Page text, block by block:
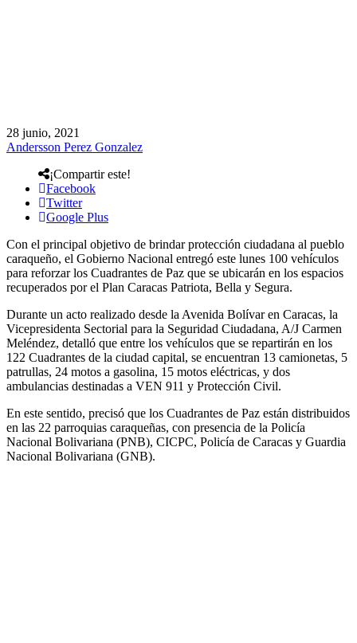
28 junio, 2021
Andersson Perez Gonzalez
¡Compartir este!
Facebook
Twitter
Google Plus
Con el principal objetivo de brindar protección ciudadana al pueblo
caraqueño, el Gobierno Nacional entregó este lunes 100 vehículos
para reforzar los Cuadrantes de Paz que se ubicarán en los espacios
recuperados por el Plan Caracas Patriota, Bella y Segura.
Durante un acto realizado desde la Avenida Bolívar en Caracas, la
Vicepresidenta Sectorial para la Seguridad Ciudadana, A/J Carmen
Meléndez, detalló que entre los vehículos que se repartirán en los
122 Cuadrantes de la ciudad capital, se encuentran 13 camionetas, 5
patrullas, 24 motos a gasolina, 15 motos eléctricas, y dos
ambulancias destinadas a VEN 911 y Protección Civil.
En este sentido, precisó que los Cuadrantes de Paz están distribuidos
en las 22 parroquias caraqueñas, con presencia de la Policía
Nacional Bolivariana (PNB), CICPC, Policía de Caracas y Guardia
Nacional Bolivariana (GNB).